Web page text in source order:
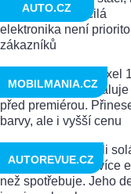
AUTO.CZ
MOBILMANIA.CZ
AUTOREVUE.CZ